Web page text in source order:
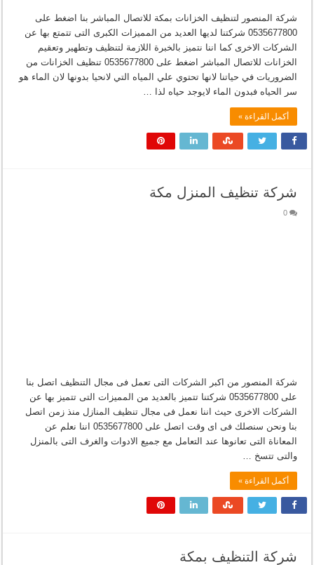
شركة المنصور لتنظيف الخزانات بمكة للاتصال المباشر بنا اضغط على
0535677800 شركتنا لديها العديد من المميزات الكبرى التى تتمتع بها عن
الشركات الاخرى كما اننا نتميز بالخبرة اللازمة لتنظيف وتطهير وتعقيم
الخزانات للاتصال المباشر اضغط على 0535677800 تنظيف الخزانات من
الضروريات في حياتنا لانها تحتوي علي المياه التي لانحيا بدونها لان الماء هو
سر الحياه فبدون الماء لايوجد حياه لذا …
أكمل القراءة »
شركة تنظيف المنزل مكة
0
شركة المنصور من اكبر الشركات التى تعمل فى مجال التنظيف اتصل بنا
على 0535677800 شركتنا تتميز بالعديد من المميزات التى تتميز بها عن
الشركات الاخرى حيث اننا نعمل فى مجال تنظيف المنازل منذ زمن اتصل
بنا ونحن سنصلك فى اى وقت اتصل على 0535677800 اننا نعلم عن
المعاناة التى تعانوها عند التعامل مع جميع الادوات والغرف التى بالمنزل
والتى تتسخ …
أكمل القراءة »
شركة التنظيف بمكة